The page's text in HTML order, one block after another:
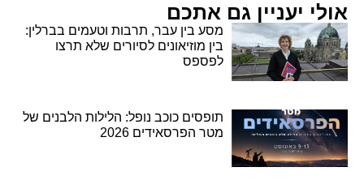
אולי יעניין גם אתכם
מסע בין עבר, תרבות וטעמים בברלין:
בין מוזיאונים לסיורים שלא תרצו
לפספס
תופסים כוכב נופל: הלילות הלבנים של
מטר הפרסאידים 2026